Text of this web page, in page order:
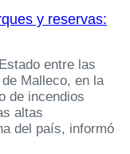
y reservas:
entre las
Malleco, en la
de incendios
altas
del país, informó